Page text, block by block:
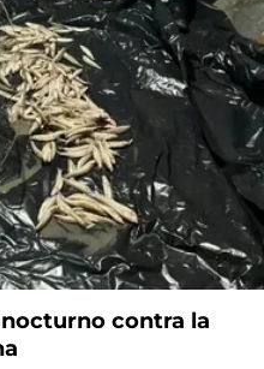
contra la